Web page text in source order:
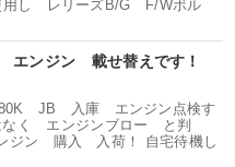
し レリーズB/G F/Wボル
ンジン 載せ替えです！
JB 入庫 エンジン点検す
く エンジンブロー と判
ジン 購入 入荷！ 自宅待機し